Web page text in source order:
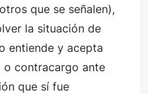
que se señalen),
la situación de
entiende y acepta
o contracargo ante
que sí fue